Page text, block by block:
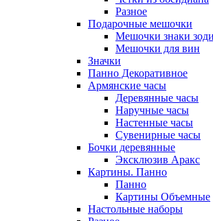
Разное
Подарочные мешочки
Мешочки знаки
Мешочки для вин
Значки
Панно Декоративное
Армянские часы
Деревянные часы
Наручные часы
Настенные часы
Сувенирные часы
Бочки деревянные
Эксклюзив Аракс
Картины. Панно
Панно
Картины Объемные
Настольные наборы